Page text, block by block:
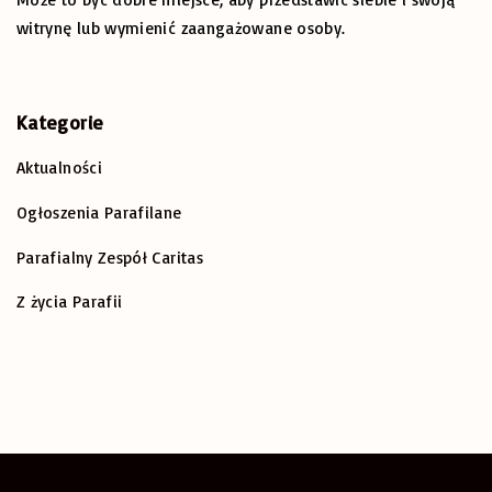
a
i
e
w
p
i
g
e
g
witrynę lub wymienić zaangażowane osoby.
Kategorie
Aktualności
Ogłoszenia Parafilane
Parafialny Zespół Caritas
Z życia Parafii